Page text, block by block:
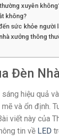
xuyên
không?
sức khỏe người
xưởng thông
Đèn
hiệu quả
và ổn định.
viết này của
tin về LED